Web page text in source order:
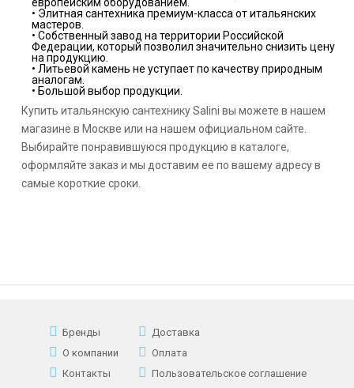
европейским оборудованием.
• Элитная сантехника премиум-класса от итальянских
мастеров.
• Собственный завод на территории Российской
Федерации, который позволил значительно снизить цену
на продукцию.
• Литьевой камень не уступает по качеству природным
аналогам.
• Большой выбор продукции.
Купить итальянскую сантехнику Salini вы можете в нашем
магазине в Москве или на нашем официальном сайте.
Выбирайте понравившуюся продукцию в каталоге,
оформляйте заказ и мы доставим ее по вашему адресу в
самые короткие сроки.
Бренды
О компании
Контакты
Доставка
Оплата
Пользовательское соглашение